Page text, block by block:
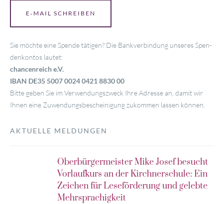
E‑MAIL SCHREI­BEN
Sie möch­te eine Spen­de täti­gen? Die Bank­ver­bin­dung unse­res Spen­
den­kon­tos lautet:
chan­cen­reich e.V.
IBAN DE35 5007 0024 0421 8830 00
Bit­te geben Sie im Ver­wen­dungs­zweck Ihre Adres­se an, damit wir
Ihnen eine Zuwen­dungs­be­schei­ni­gung zukom­men las­sen können.
AKTUELLE MELDUNGEN
Oberbürgermeister Mike Josef besucht
Vorlaufkurs an der Kirchnerschule: Ein
Zeichen für Leseförderung und gelebte
Mehrsprachigkeit